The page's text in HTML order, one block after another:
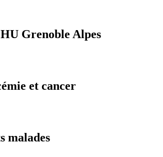
Grenoble Alpes
et cancer
malades